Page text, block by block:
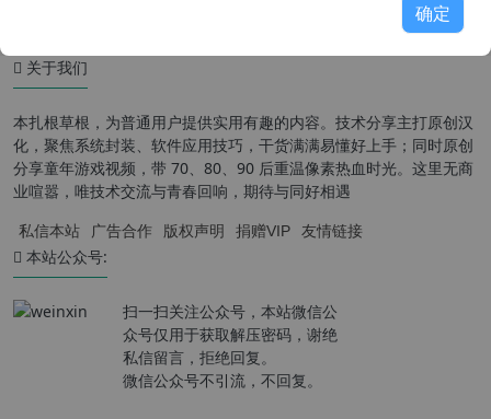
关于我们
本扎根草根，为普通用户提供实用有趣的内容。技术分享主打原创汉
化，聚焦系统封装、软件应用技巧，干货满满易懂好上手；同时原创
分享童年游戏视频，带 70、80、90 后重温像素热血时光。这里无商
业喧嚣，唯技术交流与青春回响，期待与同好相遇
私信本站 广告合作 版权声明 捐赠VIP 友情链接
本站公众号:
扫一扫关注公众号，本站微信公
众号仅用于获取解压密码，谢绝
私信留言，拒绝回复。
微信公众号不引流，不回复。
确定